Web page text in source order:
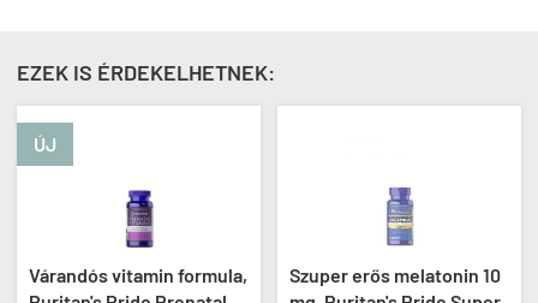
EZEK IS ÉRDEKELHETNEK:
ÚJ
Várandós vitamin formula,
Szuper erős melatonin 10